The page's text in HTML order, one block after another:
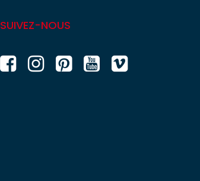
SUIVEZ-NOUS